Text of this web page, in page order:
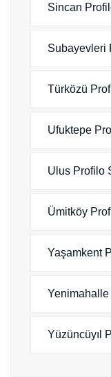
Sincan
Subayevleri
Türközü
Ufuktepe
Ulus Profilo
Ümitköy
Yaşamkent
Yüzüncüyıl